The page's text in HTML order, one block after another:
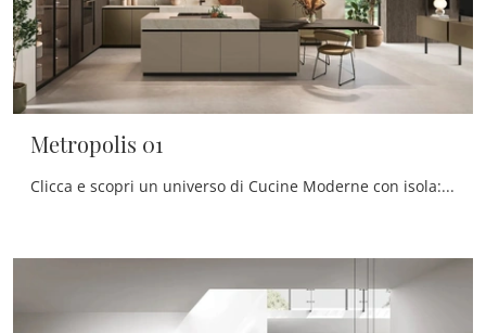
Metropolis 01
Clicca e scopri un universo di Cucine Moderne con isola: la cucina Metropolis 01 Stosa in Pet ti sta aspettando!